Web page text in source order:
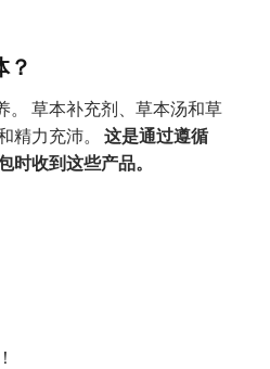
？
。 草本补充剂、草本汤和草
精力充沛。 这是通过遵循
收到这些产品。